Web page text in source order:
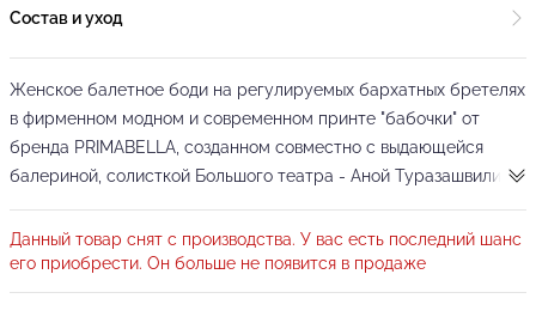
Состав и уход
Женское балетное боди на регулируемых бархатных бретелях
в фирменном модном и современном принте "бабочки" от
бренда PRIMABELLA, созданном совместно с выдающейся
балериной, солисткой Большого театра - Аной Туразашвили!
переду подкладка из сетки для комфортной носки. Новый
Данный товар снят с производства. У вас есть последний шанс
его приобрести. Он больше не появится в продаже